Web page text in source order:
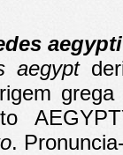
aegypti
aegypt
.